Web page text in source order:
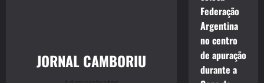
JORNAL CAMBORIU
Federação
Argentina
no centro
de apuração
durante a